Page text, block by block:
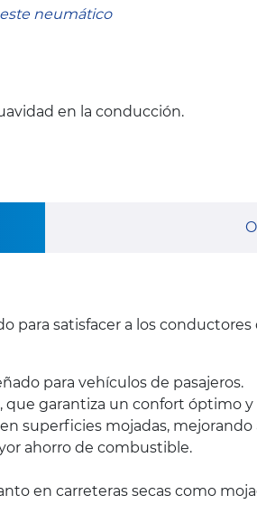
neumático
en la conducción.
para satisfacer a los
para vehículos de pasajeros.
garantiza un confort óptimo
superficies mojadas,
ahorro de combustible.
en carreteras secas como